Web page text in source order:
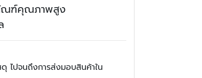
ภัณฑ์คุณภาพสูง
ไปจนถึงการส่งมอบสินค้าใน